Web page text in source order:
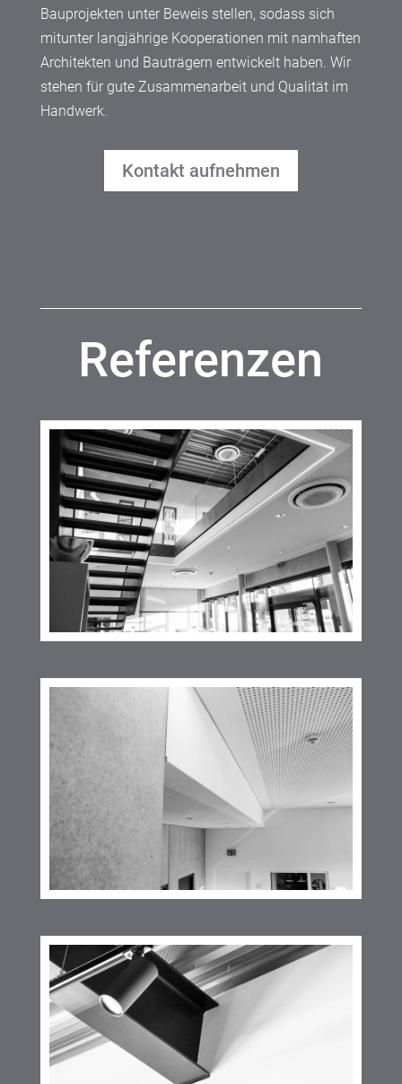
Bauprojekten unter Beweis stellen, sodass sich
mitunter langjährige Kooperationen mit namhaften
Architekten und Bauträgern entwickelt haben. Wir
stehen für gute Zusammenarbeit und Qualität im
Handwerk.
Kontakt aufnehmen
Referenzen